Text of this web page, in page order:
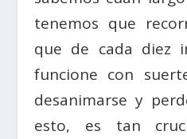
tenemos que
que de cada diez
funcione con
desanimarse y
esto, es tan